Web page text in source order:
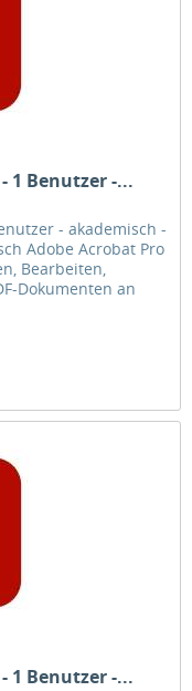
1 Benutzer -...
- akademisch -
Adobe Acrobat Pro
Bearbeiten,
Dokumenten an
1 Benutzer -...